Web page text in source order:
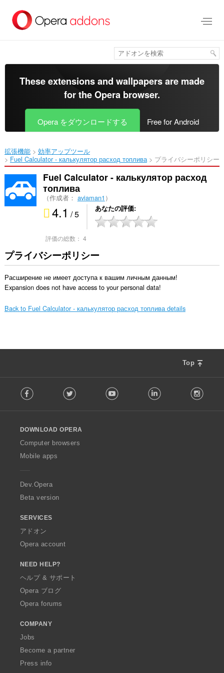
メ
ツ
移
動
These extensions and wallpapers are made
for theOpera browser.
Opera をダウンロードする Free for Android
拡張機能
効率アップツール
Fuel Calculator - калькулятор расход топлива‎
プライバシーポリシー
Fuel Calculator - калькулятор расход
топлива
（作成者： aviaman1 ）
4.1 / 5 あなたの評価
評価の総数： 4
プライバシーポリシー
Расширение не имеет доступа к вашим личным данным!
Expansion does not have access to your personal data!
Back to Fuel Calculator - калькулятор расход топлива details
Top
o
w
O
p
a
Facebook Twitter Youtube LinkedIn
DOWNLOAD OPERA
Computer browsers
Mobile apps
Dev.Opera
Beta version
SERVICES
アドオン
Opera account
NEED HELP?
ヘルプ & サポート
Opera ブログ
Opera forums
COMPANY
Jobs
Become a partner
Press info